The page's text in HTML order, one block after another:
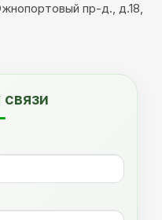
пр-д., д.18,